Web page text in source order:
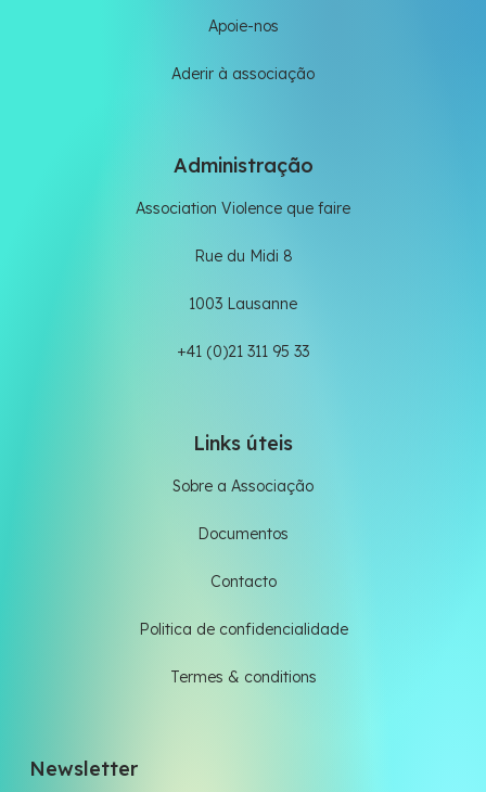
Apoie-nos
Aderir à associação
Administração
Association Violence que faire
Rue du Midi 8
1003 Lausanne
+41 (0)21 311 95 33
Links úteis
Sobre a Associação
Documentos
Contacto
Politica de confidencialidade
Termes & conditions
Newsletter